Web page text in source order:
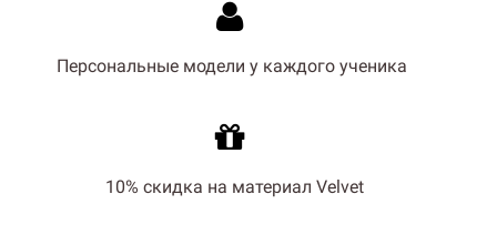
Персональные модели у каждого ученика
10% скидка на материал Velvet